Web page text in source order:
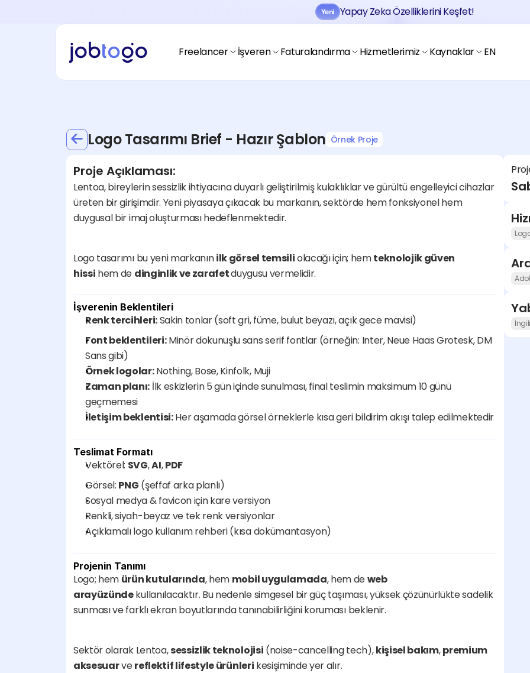
Yeni Yapay Zeka Özelliklerini Keşfet!
Freelancer İşveren Faturalandırma Hizmetlerimiz Kaynaklar EN
Nasıl başlayacağım?
Hikayemiz
Jobtogo kimdir?
Fiyatlandırma
Nasıl çalışır?
Fiyatlandırma
Nasıl çalışır?
Avantajları nedir?
Blogtogo
Ödeme Alma
Yasal uyumluluk nedir?
Ödeme Alma
Yasal uyumluluk nedir?
İşverenim nasıl ödeme yapmalıyım?
Fiyatlandırma
Kaydol
Logo Tasarımı Brief - Hazır Şablon Örnek Proje
Proje Açıklaması:
Lentoa, bireylerin sessizlik ihtiyacına duyarlı geliştirilmiş kulaklıklar ve gürültü engelleyici cihazlar
üreten bir girişimdir. Yeni piyasaya çıkacak bu markanın, sektörde hem fonksiyonel hem
duygusal bir imaj oluşturması hedeflenmektedir.
Logo tasarımı bu yeni markanın ilk görsel temsili olacağı için; hem teknolojik güven
hissi hem de dinginlik ve zarafet duygusu vermelidir.
İşverenin Beklentileri
Renk tercihleri: Sakin tonlar (soft gri, füme, bulut beyazı, açık gece mavisi)
Font beklentileri: Minör dokunuşlu sans serif fontlar (örneğin: Inter, Neue Haas Grotesk, DM
Sans gibi)
Örnek logolar: Nothing, Bose, Kinfolk, Muji
Zaman planı: İlk eskizlerin 5 gün içinde sunulması, final teslimin maksimum 10 günü
geçmemesi
İletişim beklentisi: Her aşamada görsel örneklerle kısa geri bildirim akışı talep edilmektedir
Teslimat Formatı
Vektörel: SVG, AI, PDF
Görsel: PNG (şeffaf arka planlı)
Sosyal medya & favicon için kare versiyon
Renkli, siyah-beyaz ve tek renk versiyonlar
Açıklamalı logo kullanım rehberi (kısa dokümantasyon)
Projenin Tanımı
Logo; hem ürün kutularında, hem mobil uygulamada, hem de web
arayüzünde kullanılacaktır. Bu nedenle simgesel bir güç taşıması, yüksek çözünürlükte sadelik
sunması ve farklı ekran boyutlarında tanınabilirliğini koruması beklenir.
Sektör olarak Lentoa, sessizlik teknolojisi (noise-cancelling tech), kişisel bakım, premium
aksesuar ve reflektif lifestyle ürünleri kesişiminde yer alır.